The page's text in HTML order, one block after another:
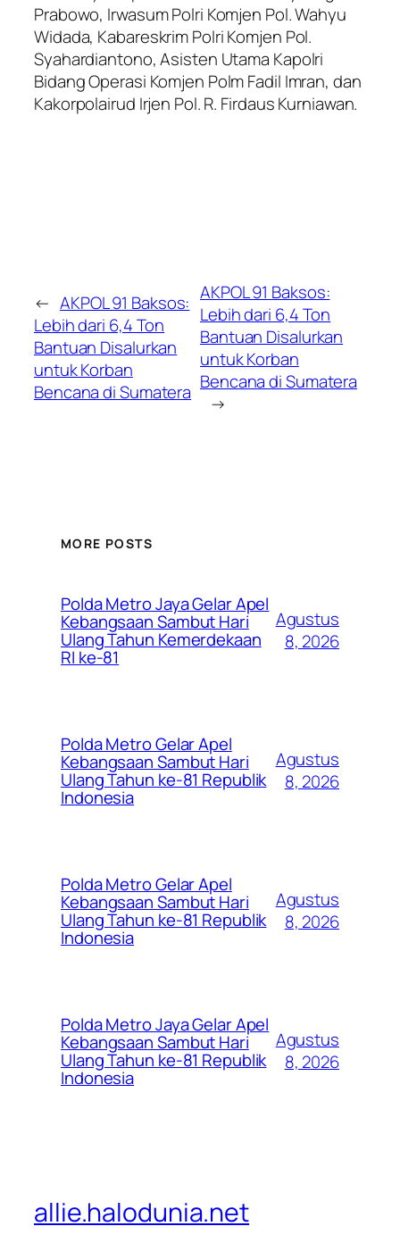
Prabowo, Irwasum Polri Komjen Pol. Wahyu
Widada, Kabareskrim Polri Komjen Pol.
Syahardiantono, Asisten Utama Kapolri
Bidang Operasi Komjen Polm Fadil Imran, dan
Kakorpolairud Irjen Pol. R. Firdaus Kurniawan.
← AKPOL 91 Baksos:
Lebih dari 6,4 Ton
Bantuan Disalurkan
untuk Korban
Bencana di Sumatera
AKPOL 91 Baksos:
Lebih dari 6,4 Ton
Bantuan Disalurkan
untuk Korban
Bencana di Sumatera
→
MORE POSTS
Polda Metro Jaya Gelar Apel
Kebangsaan Sambut Hari
Ulang Tahun Kemerdekaan
RI ke-81
Agustus
8, 2026
Polda Metro Gelar Apel
Kebangsaan Sambut Hari
Ulang Tahun ke-81 Republik
Indonesia
Agustus
8, 2026
Polda Metro Gelar Apel
Kebangsaan Sambut Hari
Ulang Tahun ke-81 Republik
Indonesia
Agustus
8, 2026
Polda Metro Jaya Gelar Apel
Kebangsaan Sambut Hari
Ulang Tahun ke-81 Republik
Indonesia
Agustus
8, 2026
allie.halodunia.net